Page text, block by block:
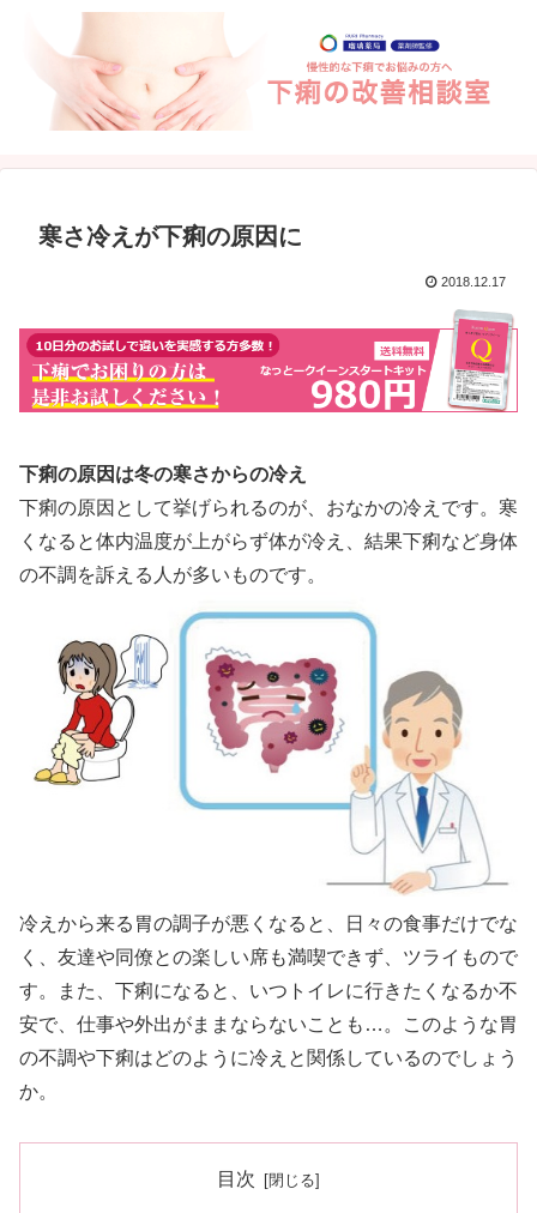
寒さ冷えが下痢の原因に
2018.12.17
下痢の原因は冬の寒さからの冷え
下痢の原因として挙げられるのが、おなかの冷えです。寒
くなると体内温度が上がらず体が冷え、結果下痢など身体
の不調を訴える人が多いものです。
冷えから来る胃の調子が悪くなると、日々の食事だけでな
く、友達や同僚との楽しい席も満喫できず、ツライもので
す。また、下痢になると、いつトイレに行きたくなるか不
安で、仕事や外出がままならないことも…。このような胃
の不調や下痢はどのように冷えと関係しているのでしょう
か。
目次